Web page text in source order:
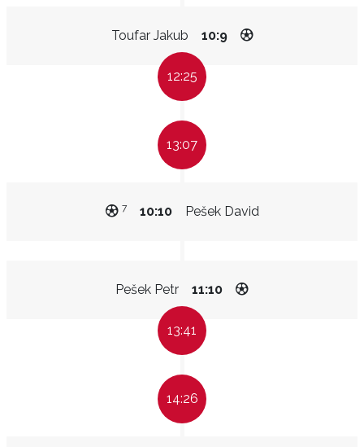
Toufar Jakub 10:9
12:25
13:07
Pešek David
10:10
7
Pešek Petr 11:10
13:41
14:26